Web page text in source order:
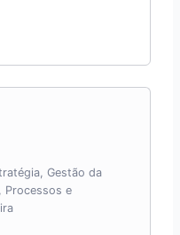
Gestão da
Processos e